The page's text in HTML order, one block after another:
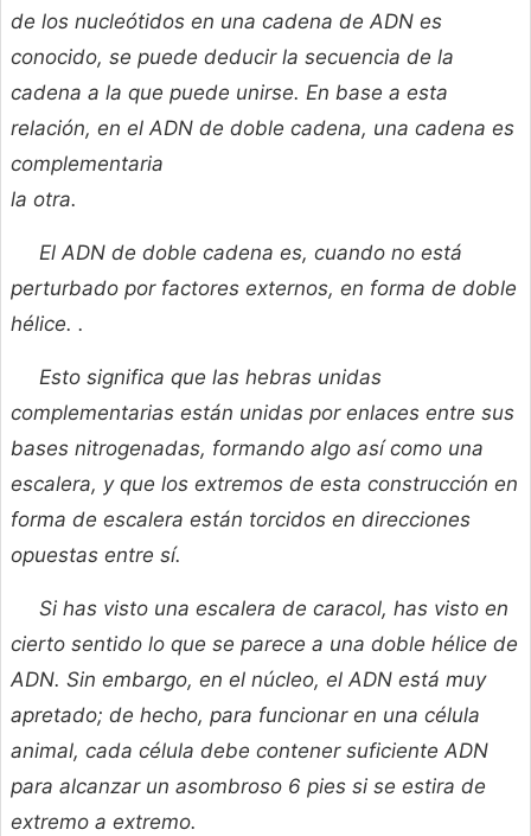
de los nucleótidos en una cadena de ADN es
conocido, se puede deducir la secuencia de la
cadena a la que puede unirse. En base a esta
relación, en el ADN de doble cadena, una cadena es
complementaria
la otra.
El ADN de doble cadena es, cuando no está
perturbado por factores externos, en forma de doble
hélice. .
Esto significa que las hebras unidas
complementarias están unidas por enlaces entre sus
bases nitrogenadas, formando algo así como una
escalera, y que los extremos de esta construcción en
forma de escalera están torcidos en direcciones
opuestas entre sí.
Si has visto una escalera de caracol, has visto en
cierto sentido lo que se parece a una doble hélice de
ADN. Sin embargo, en el núcleo, el ADN está muy
apretado; de hecho, para funcionar en una célula
animal, cada célula debe contener suficiente ADN
para alcanzar un asombroso 6 pies si se estira de
extremo a extremo.